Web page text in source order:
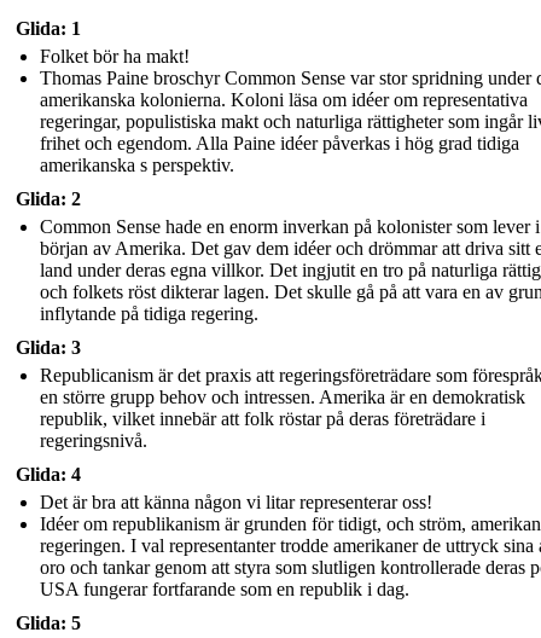
Glida: 1
Folket bör ha makt!
Thomas Paine broschyr Common Sense var stor spridning under
amerikanska kolonierna. Koloni läsa om idéer om representativa
regeringar, populistiska makt och naturliga rättigheter som ingår
frihet och egendom. Alla Paine idéer påverkas i hög grad tidiga
amerikanska s perspektiv.
Glida: 2
Common Sense hade en enorm inverkan på kolonister som lever i
början av Amerika. Det gav dem idéer och drömmar att driva sitt
land under deras egna villkor. Det ingjutit en tro på naturliga
och folkets röst dikterar lagen. Det skulle gå på att vara en av
inflytande på tidiga regering.
Glida: 3
Republicanism är det praxis att regeringsföreträdare som
en större grupp behov och intressen. Amerika är en demokratisk
republik, vilket innebär att folk röstar på deras företrädare i
regeringsnivå.
Glida: 4
Det är bra att känna någon vi litar representerar oss!
Idéer om republikanism är grunden för tidigt, och ström,
regeringen. I val representanter trodde amerikaner de uttryck sina
oro och tankar genom att styra som slutligen kontrollerade deras
USA fungerar fortfarande som en republik i dag.
Glida: 5